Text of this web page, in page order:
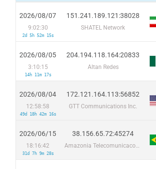
2026/08/07
9:02:30
2d 5h 52m 15s
151.241.189.121:38028
SHATEL Network
2026/08/05
3:10:15
14h 11m 17s
204.194.118.164:20833
Altan Redes
2026/08/04
12:58:58
49d 18h 42m 16s
172.121.164.113:56852
GTT Communications Inc.
2026/06/15
18:16:42
31d 7h 9m 28s
38.156.65.72:45274
Amazonia Telecomunicacoes Ltda